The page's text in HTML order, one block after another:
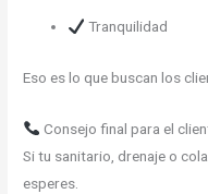
Tranquilidad
Eso es lo que buscan los
Consejo final para el
Si tu sanitario, drenaje o
esperes.